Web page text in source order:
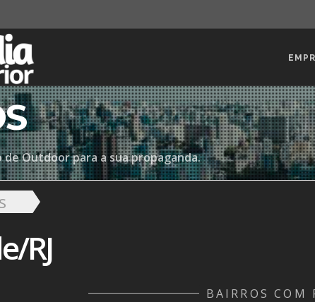
Outdoor para a sua propaganda.
RJ
BAIRROS COM